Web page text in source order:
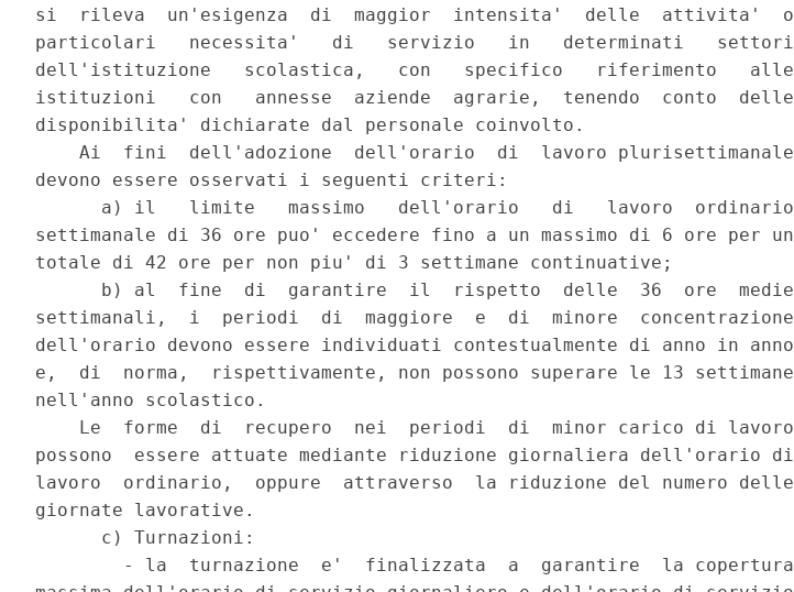
si  rileva  un'esigenza  di  maggior  intensita'  delle  attivita'  o
particolari   necessita'   di   servizio   in   determinati   settori
dell'istituzione   scolastica,   con   specifico   riferimento   alle
istituzioni   con   annesse  aziende  agrarie,  tenendo  conto  delle
disponibilita' dichiarate dal personale coinvolto.
    Ai  fini  dell'adozione  dell'orario  di  lavoro plurisettimanale
devono essere osservati i seguenti criteri:
      a) il   limite   massimo   dell'orario   di   lavoro  ordinario
settimanale di 36 ore puo' eccedere fino a un massimo di 6 ore per un
totale di 42 ore per non piu' di 3 settimane continuative;
      b) al  fine  di  garantire  il  rispetto  delle  36  ore  medie
settimanali,  i  periodi  di  maggiore  e  di  minore  concentrazione
dell'orario devono essere individuati contestualmente di anno in anno
e,  di  norma,  rispettivamente, non possono superare le 13 settimane
nell'anno scolastico.
    Le  forme  di  recupero  nei  periodi  di  minor carico di lavoro
possono  essere attuate mediante riduzione giornaliera dell'orario di
lavoro  ordinario,  oppure  attraverso  la riduzione del numero delle
giornate lavorative.
      c) Turnazioni:
        - la  turnazione  e'  finalizzata  a  garantire  la copertura